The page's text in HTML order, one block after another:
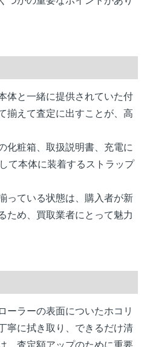
体と一緒に提供されていた付
揃えて査定に出すことが、高
化粧箱、取扱説明書、充電に
て本体に装着するストラップ
っている状態は、購入者が新
ため、買取業者にとって魅力
ーラーの表面についたホコリ
寧に拭き取り、できるだけ清